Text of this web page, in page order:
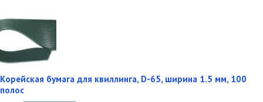
Корейская бумага для квиллинга, D-65, ширина 1.5 мм, 100
полос